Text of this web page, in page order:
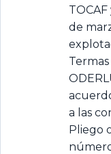
de
a las
Pliego